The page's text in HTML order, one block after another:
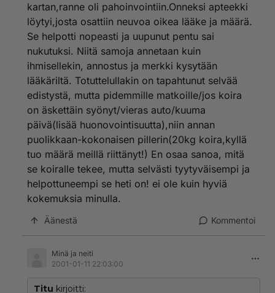
kartan,ranne oli pahoinvointiin.Onneksi apteekki
löytyi,josta osattiin neuvoa oikea lääke ja määrä.
Se helpotti nopeasti ja uupunut pentu sai
nukutuksi. Niitä samoja annetaan kuin
ihmisellekin, annostus ja merkki kysytään
lääkäriltä. Totuttelullakin on tapahtunut selvää
edistystä, mutta pidemmille matkoille/jos koira
on äskettäin syönyt/vieras auto/kuuma
päivä(lisää huonovointisuutta),niin annan
puolikkaan-kokonaisen pillerin(20kg koira,kyllä
tuo määrä meillä riittänyt!) En osaa sanoa, mitä
se koiralle tekee, mutta selvästi tyytyväisempi ja
helpottuneempi se heti on! ei ole kuin hyviä
kokemuksia minulla.
Äänestä Kommentoi
Minä ja neiti
2001-01-11 22:03:00
Titu kirjoitti: